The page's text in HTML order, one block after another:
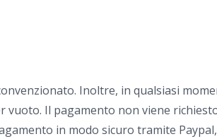
Inoltre, in qualsiasi
Il pagamento non viene
in modo sicuro tramite